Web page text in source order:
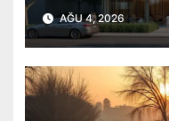
AĞU 4, 2026